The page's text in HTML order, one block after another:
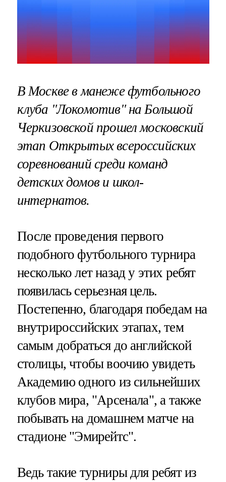
В Москве в манеже футбольного
клуба "Локомотив" на Большой
Черкизовской прошел московский
этап Открытых всероссийских
соревнований среди команд
детских домов и школ-
интернатов.
После проведения первого
подобного футбольного турнира
несколько лет назад у этих ребят
появилась серьезная цель.
Постепенно, благодаря победам на
внутрироссийских этапах, тем
самым добраться до английской
столицы, чтобы воочию увидеть
Академию одного из сильнейших
клубов мира, "Арсенала", а также
побывать на домашнем матче на
стадионе "Эмирейтс".
Ведь такие турниры для ребят из